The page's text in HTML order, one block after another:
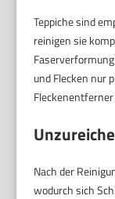
Teppiche sind
reinigen sie
und Flecken nur
Nach der
wodurch sich